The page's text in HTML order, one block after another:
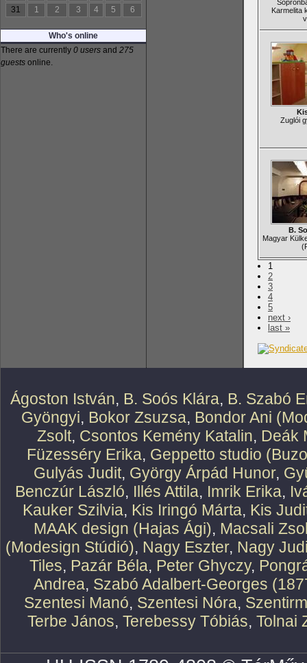
31
1 2 3 4 5 6
Who's online
There are currently 0 users and 275
guests online.
Karmelita
Zuglói
B.
Magyar
1
2
3
4
5
next ›
last »
Ágoston István, B. Soós Klára, B. Szabó
Gyöngyi, Bokor Zsuzsa, Bondor Ani
Zsolt, Csontos Kemény Katalin, Deák
Füzesséry Erika, Geppetto studio
Gulyás Judit, György Árpád Hunor,
Benczúr László, Illés Attila, Imrik Erika,
Kauker Szilvia, Kis Iringó Márta, Kis
MAAK design (Hajas Ági), Macsali
(Modesign Stúdió), Nagy Eszter, Nagy
Tiles, Pazár Béla, Peter Ghyczy,
Andrea, Szabó Adalbert-Georges
Szentesi Manó, Szentesi Nóra,
Terbe János, Terebessy Tóbiás, Tolnai